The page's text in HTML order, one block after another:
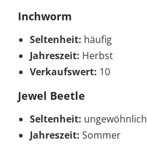
Inchworm
Seltenheit: häufig
Jahreszeit: Herbst
Verkaufswert: 10
Jewel Beetle
Seltenheit: ungewöhnlich
Jahreszeit: Sommer